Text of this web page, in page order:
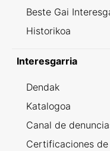
Beste Gai
Historikoa
Interesgarria
Dendak
Katalogoa
Canal de
Certificaciones